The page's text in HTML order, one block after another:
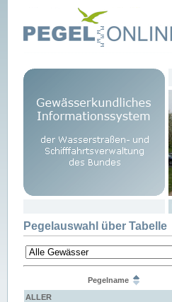
Pegelauswahl über Tabelle
Pegelname
ALLER